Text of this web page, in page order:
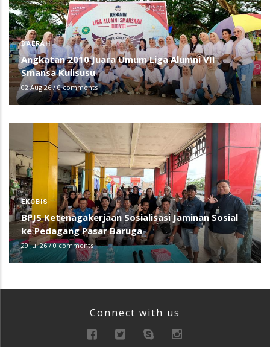
DAERAH
Angkatan 2010 Juara Umum Liga Alumni VII
Smansa Kulisusu
02 Aug 26/0 comments
EKOBIS
BPJS Ketenagakerjaan Sosialisasi Jaminan Sosial
ke Pedagang Pasar Baruga
29 Jul 26/0 comments
Connect with us